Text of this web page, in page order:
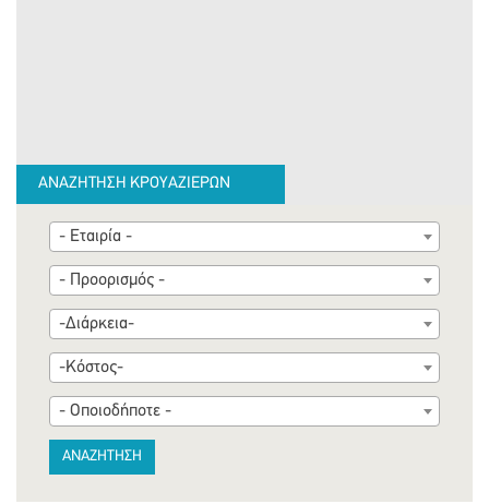
ΑΝΑΖΗΤΗΣΗ ΚΡΟΥΑΖΙΕΡΩΝ
- Εταιρία -
- Προορισμός -
-Διάρκεια-
-Κόστος-
- Οποιοδήποτε -
ΑΝΑΖΗΤΗΣΗ